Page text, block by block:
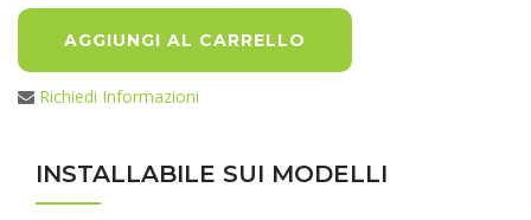
AGGIUNGI AL CARRELLO
Richiedi Informazioni
INSTALLABILE SUI MODELLI